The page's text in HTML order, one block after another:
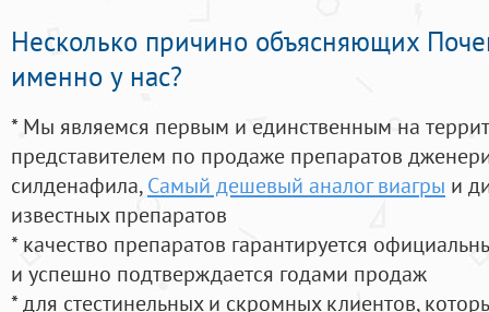
Несколько причино объясняющих
именно у нас?
* Мы являемся первым и единственным на
представителем по продаже препаратов
силденафила, Самый дешевый аналог виагры и
известных препаратов
* качество препаратов гарантируется
и успешно подтверждается годами продаж
* для стестинельных и скромных клиентов,